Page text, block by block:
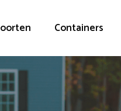
Containers